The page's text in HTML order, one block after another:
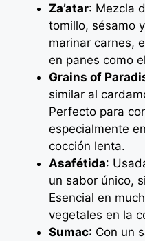
Za’atar: Mezcla
tomillo, sésamo
marinar carnes,
en panes como
Grains of
similar al
Perfecto para
especialmente
cocción lenta.
Asafétida:
un sabor único,
Esencial en
vegetales en la
Sumac: Con un